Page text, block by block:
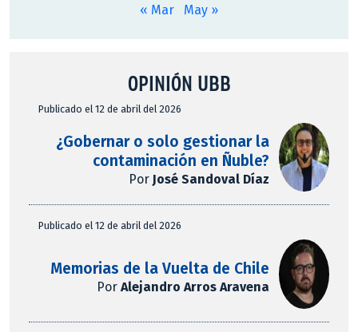
« Mar May »
OPINIÓN UBB
Publicado el 12 de abril del 2026
¿Gobernar o solo gestionar la
contaminación en Ñuble?
Por José Sandoval Díaz
Publicado el 12 de abril del 2026
Memorias de la Vuelta de Chile
PorAlejandro Arros Aravena